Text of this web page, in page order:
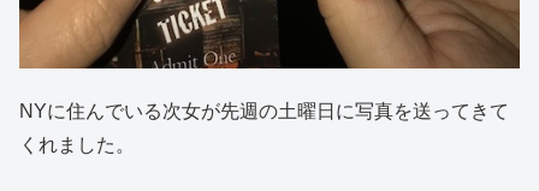
NYに住んでいる次女が先週の土曜日に写真を送ってきて
くれました。